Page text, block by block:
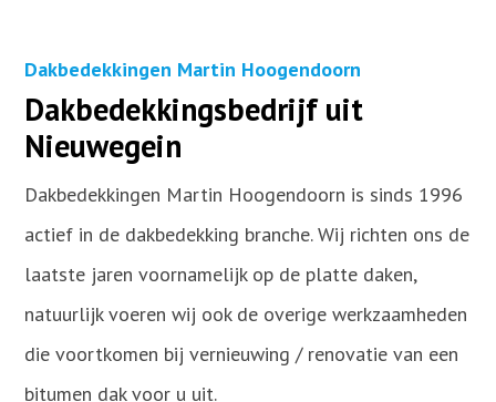
Dakbedekkingen Martin Hoogendoorn
Dakbedekkingsbedrijf uit
Nieuwegein
Dakbedekkingen Martin Hoogendoorn is sinds 1996
actief in de dakbedekking branche. Wij richten ons de
laatste jaren voornamelijk op de platte daken,
natuurlijk voeren wij ook de overige werkzaamheden
die voortkomen bij vernieuwing / renovatie van een
bitumen dak voor u uit.